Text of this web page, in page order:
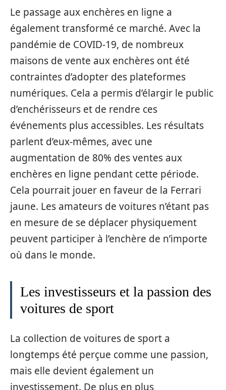
Le passage aux enchères en ligne a
également transformé ce marché. Avec la
pandémie de COVID-19, de nombreux
maisons de vente aux enchères ont été
contraintes d’adopter des plateformes
numériques. Cela a permis d’élargir le public
d’enchérisseurs et de rendre ces
événements plus accessibles. Les résultats
parlent d’eux-mêmes, avec une
augmentation de 80% des ventes aux
enchères en ligne pendant cette période.
Cela pourrait jouer en faveur de la Ferrari
jaune. Les amateurs de voitures n’étant pas
en mesure de se déplacer physiquement
peuvent participer à l’enchère de n’importe
où dans le monde.
Les investisseurs et la passion des
voitures de sport
La collection de voitures de sport a
longtemps été perçue comme une passion,
mais elle devient également un
investissement. De plus en plus